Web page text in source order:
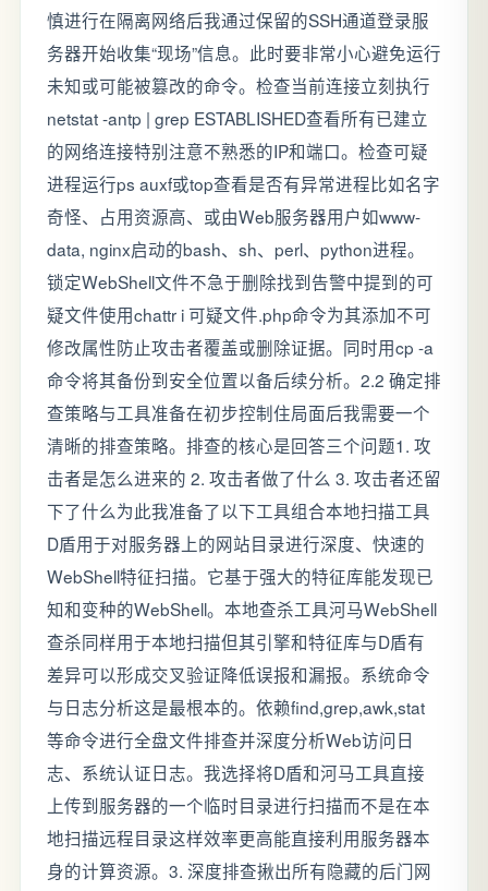
慎进行在隔离网络后我通过保留的SSH通道登录服
务器开始收集“现场”信息。此时要非常小心避免运行
未知或可能被篡改的命令。检查当前连接立刻执行
netstat -antp | grep ESTABLISHED查看所有已建立
的网络连接特别注意不熟悉的IP和端口。检查可疑
进程运行ps auxf或top查看是否有异常进程比如名字
奇怪、占用资源高、或由Web服务器用户如www-
data, nginx启动的bash、sh、perl、python进程。
锁定WebShell文件不急于删除找到告警中提到的可
疑文件使用chattr i 可疑文件.php命令为其添加不可
修改属性防止攻击者覆盖或删除证据。同时用cp -a
命令将其备份到安全位置以备后续分析。2.2 确定排
查策略与工具准备在初步控制住局面后我需要一个
清晰的排查策略。排查的核心是回答三个问题1. 攻
击者是怎么进来的 2. 攻击者做了什么 3. 攻击者还留
下了什么为此我准备了以下工具组合本地扫描工具
D盾用于对服务器上的网站目录进行深度、快速的
WebShell特征扫描。它基于强大的特征库能发现已
知和变种的WebShell。本地查杀工具河马WebShell
查杀同样用于本地扫描但其引擎和特征库与D盾有
差异可以形成交叉验证降低误报和漏报。系统命令
与日志分析这是最根本的。依赖find,grep,awk,stat
等命令进行全盘文件排查并深度分析Web访问日
志、系统认证日志。我选择将D盾和河马工具直接
上传到服务器的一个临时目录进行扫描而不是在本
地扫描远程目录这样效率更高能直接利用服务器本
身的计算资源。3. 深度排查揪出所有隐藏的后门网